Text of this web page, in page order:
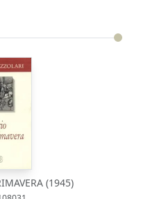
(1945)